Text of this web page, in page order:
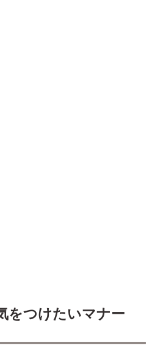
をつけたいマナー